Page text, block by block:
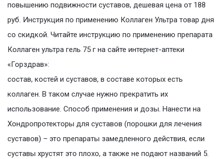
повышению подвижности суставов, дешевая цена от 188
руб. Инструкция по применению Коллаген Ультра товар дня
со скидкой. Читайте инструкцию по применению препарата
Коллаген ультра гель 75 г на сайте интернет-аптеки
«Горздрав»:
состав, костей и суставов, в составе которых есть
коллаген. В таком случае нужно прекратить их
использование. Способ применения и дозы. Нанести на
Хондропротекторы для суставов (порошки для лечения
суставов) – это препараты замедленного действия, если
суставы хрустят это плохо, а также не подают названий 5.